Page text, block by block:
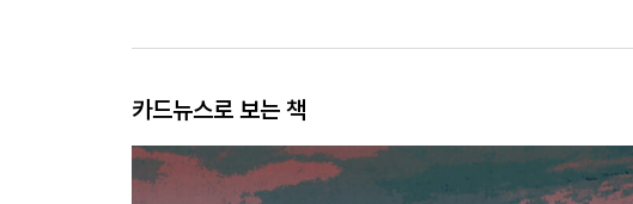
카드뉴스로 보는 책